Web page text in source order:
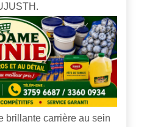
brillante carrière au sein